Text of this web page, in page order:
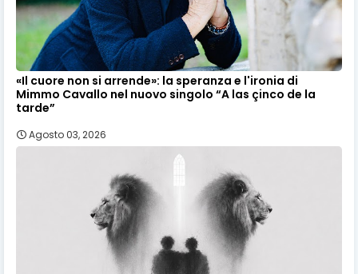
«Il cuore non si arrende»: la speranza e l'ironia di
Mimmo Cavallo nel nuovo singolo “A las çinco de la
tarde”
Agosto 03, 2026